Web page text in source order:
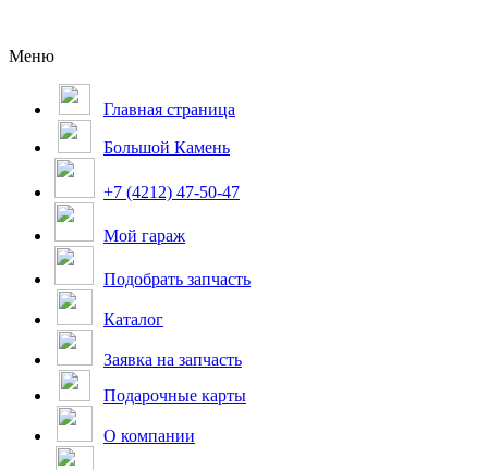
Меню
Главная страница
Большой Камень
+7 (4212) 47-50-47
Мой гараж
Подобрать запчасть
Каталог
Заявка на запчасть
Подарочные карты
О компании